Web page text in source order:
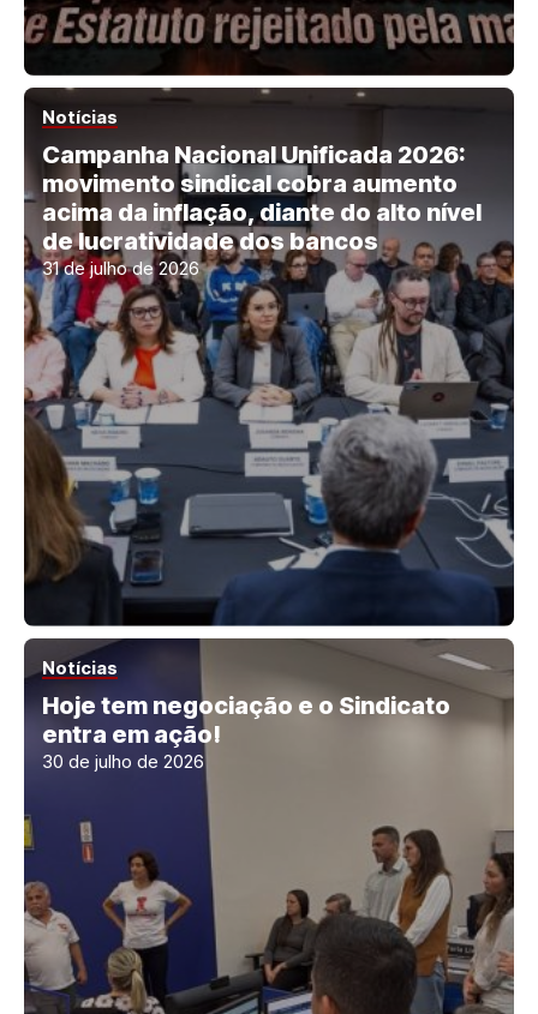
Notícias
Campanha Nacional Unificada 2026:
movimento sindical cobra aumento
acima da inflação, diante do alto nível
de lucratividade dos bancos
31 de julho de 2026
Notícias
Hoje tem negociação e o Sindicato
entra em ação!
30 de julho de 2026